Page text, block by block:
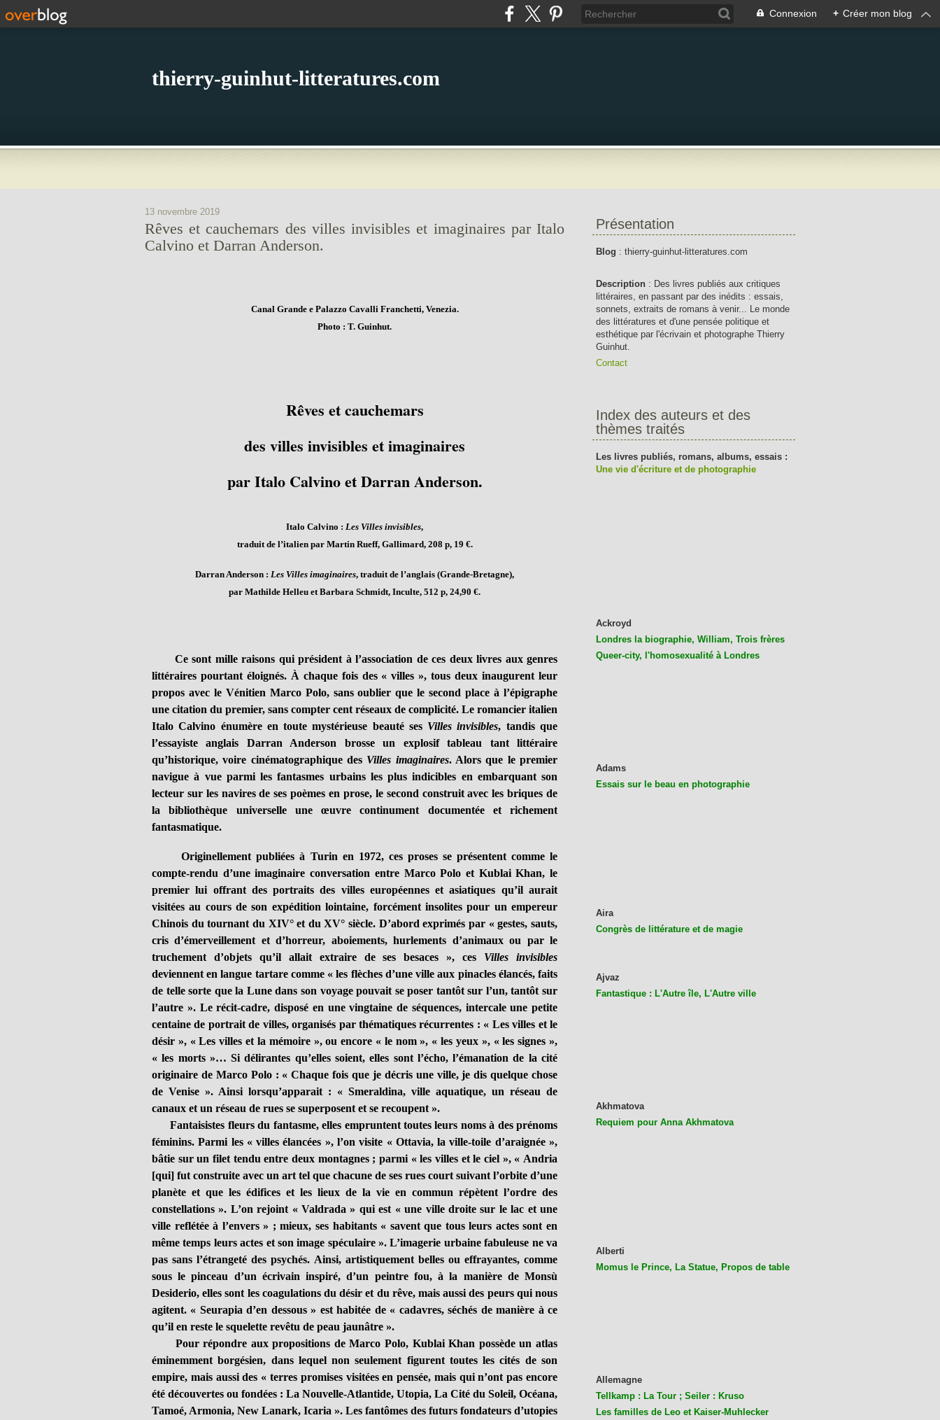
Connexion + Créer mon blog
thierry-guinhut-litteratures.com
13 novembre 2019
Rêves et cauchemars des villes invisibles et imaginaires par Italo
Calvino et Darran Anderson.
Canal Grande e Palazzo Cavalli Franchetti, Venezia.
Photo : T. Guinhut.
Rêves et cauchemars
des villes invisibles et imaginaires
par Italo Calvino et Darran Anderson.
Italo Calvino : Les Villes invisibles,
traduit de l’italien par Martin Rueff, Gallimard, 208 p, 19 €.
Darran Anderson : Les Villes imaginaires, traduit de l’anglais (Grande-Bretagne),
par Mathilde Helleu et Barbara Schmidt, Inculte, 512 p, 24,90 €.
Ce sont mille raisons qui président à l’association de ces deux livres aux genres
littéraires pourtant éloignés. À chaque fois des « villes », tous deux inaugurent leur
propos avec le Vénitien Marco Polo, sans oublier que le second place à l’épigraphe
une citation du premier, sans compter cent réseaux de complicité. Le romancier italien
Italo Calvino énumère en toute mystérieuse beauté ses Villes invisibles, tandis que
l’essayiste anglais Darran Anderson brosse un explosif tableau tant littéraire
qu’historique, voire cinématographique des Villes imaginaires. Alors que le premier
navigue à vue parmi les fantasmes urbains les plus indicibles en embarquant son
lecteur sur les navires de ses poèmes en prose, le second construit avec les briques de
la bibliothèque universelle une œuvre continument documentée et richement
fantasmatique.
Originellement publiées à Turin en 1972, ces proses se présentent comme le
compte-rendu d’une imaginaire conversation entre Marco Polo et Kublai Khan, le
premier lui offrant des portraits des villes européennes et asiatiques qu’il aurait
visitées au cours de son expédition lointaine, forcément insolites pour un empereur
Chinois du tournant du XIV° et du XV° siècle. D’abord exprimés par « gestes, sauts,
cris d’émerveillement et d’horreur, aboiements, hurlements d’animaux ou par le
truchement d’objets qu’il allait extraire de ses besaces », ces Villes invisibles
deviennent en langue tartare comme « les flèches d’une ville aux pinacles élancés, faits
de telle sorte que la Lune dans son voyage pouvait se poser tantôt sur l’un, tantôt sur
l’autre ». Le récit-cadre, disposé en une vingtaine de séquences, intercale une petite
centaine de portrait de villes, organisés par thématiques récurrentes : « Les villes et le
désir », « Les villes et la mémoire », ou encore « le nom », « les yeux », « les signes »,
« les morts »… Si délirantes qu’elles soient, elles sont l’écho, l’émanation de la cité
originaire de Marco Polo : « Chaque fois que je décris une ville, je dis quelque chose
de Venise ». Ainsi lorsqu’apparait : « Smeraldina, ville aquatique, un réseau de
canaux et un réseau de rues se superposent et se recoupent ».
Fantaisistes fleurs du fantasme, elles empruntent toutes leurs noms à des prénoms
féminins. Parmi les « villes élancées », l’on visite « Ottavia, la ville-toile d’araignée »,
bâtie sur un filet tendu entre deux montagnes ; parmi « les villes et le ciel », « Andria
[qui] fut construite avec un art tel que chacune de ses rues court suivant l’orbite d’une
planète et que les édifices et les lieux de la vie en commun répètent l’ordre des
constellations ». L’on rejoint « Valdrada » qui est « une ville droite sur le lac et une
ville reflétée à l’envers » ; mieux, ses habitants « savent que tous leurs actes sont en
même temps leurs actes et son image spéculaire ». L’imagerie urbaine fabuleuse ne va
pas sans l’étrangeté des psychés. Ainsi, artistiquement belles ou effrayantes, comme
sous le pinceau d’un écrivain inspiré, d’un peintre fou, à la manière de Monsù
Desiderio, elles sont les coagulations du désir et du rêve, mais aussi des peurs qui nous
agitent. « Seurapia d’en dessous » est habitée de « cadavres, séchés de manière à ce
qu’il en reste le squelette revêtu de peau jaunâtre ».
Pour répondre aux propositions de Marco Polo, Kublai Khan possède un atlas
éminemment borgésien, dans lequel non seulement figurent toutes les cités de son
empire, mais aussi des « terres promises visitées en pensée, mais qui n’ont pas encore
été découvertes ou fondées : La Nouvelle-Atlantide, Utopia, La Cité du Soleil, Océana,
Tamoé, Armonia, New Lanark, Icaria ». Les fantômes des futurs fondateurs d’utopies
Présentation
Blog : thierry-guinhut-litteratures.com
Description : Des livres publiés aux critiques
littéraires, en passant par des inédits : essais,
sonnets, extraits de romans à venir... Le monde
des littératures et d'une pensée politique et
esthétique par l'écrivain et photographe Thierry
Guinhut.
Contact
Index des auteurs et des
thèmes traités
Les livres publiés, romans, albums, essais :
Une vie d'écriture et de photographie
Ackroyd
Londres la biographie, William, Trois frères
Queer-city, l'homosexualité à Londres
Adams
Essais sur le beau en photographie
Aira
Congrès de littérature et de magie
Ajvaz
Fantastique : L'Autre île, L'Autre ville
Akhmatova
Requiem pour Anna Akhmatova
Alberti
Momus le Prince, La Statue, Propos de table
Allemagne
Tellkamp : La Tour ; Seiler : Kruso
Les familles de Leo et Kaiser-Muhlecker